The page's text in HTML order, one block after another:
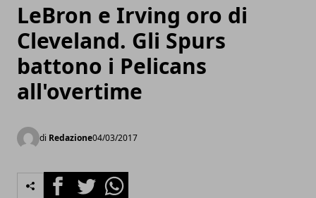
LeBron e Irving oro di
Cleveland. Gli Spurs
battono i Pelicans
all'overtime
di Redazione04/03/2017
FacebookTwitterWhatsapp